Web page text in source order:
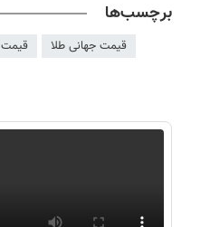
برچسب‌ها
قیمت جهانی طلا قیمت